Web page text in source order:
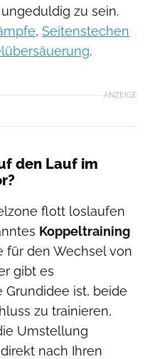
zu sein.
, Seitenstechen
.
ANZEIGE
den Lauf im
flott loslaufen
Koppeltraining
für den Wechsel von
gibt es
Grundidee ist, beide
zu trainieren,
Umstellung
nach Ihren